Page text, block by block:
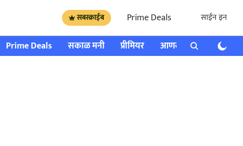
सबस्क्राईब Prime Deals साईन इन
Prime Deals सकाळ मनी प्रीमियर आणखी राशी भविष्य